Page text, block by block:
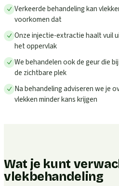
Verkeerde behandeling kan
voorkomen dat
Onze injectie-extractie haalt vuil
het oppervlak
We behandelen ook de geur die
de zichtbare plek
Na behandeling adviseren we je
vlekken minder kans krijgen
Wat je kunt
vlekbehandeling